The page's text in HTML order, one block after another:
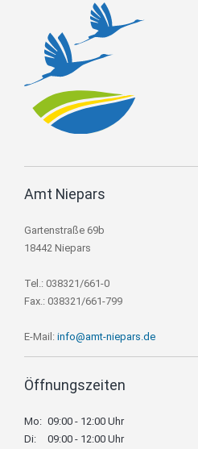
Amt Niepars
Gartenstraße 69b
18442 Niepars
Tel.: 038321/661-0
Fax.: 038321/661-799
E-Mail: info@amt-niepars.de
Öffnungszeiten
Mo: 09:00 - 12:00 Uhr
Di:
09:00 - 12:00 Uhr